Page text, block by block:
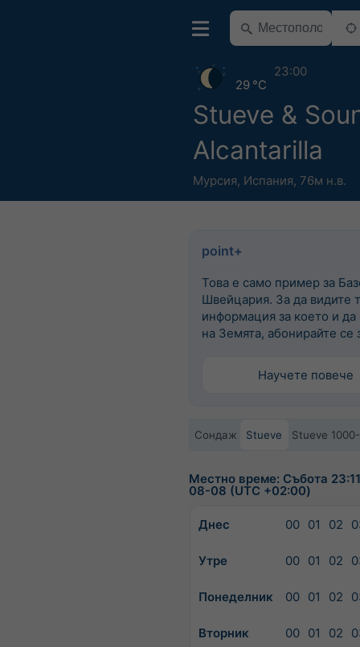
Stueve &
Alcantarilla
Мурсия, Испания, 76м н.в.
29 °C
23:00
point+
Това е само пример за
Швейцария. За да видите
информация за което и да
на Земята, абонирайте се
Научете повече
Сондаж Stueve Stueve
Местно време: Събота
08-08 (UTC +02:00)
Днес 00 01 02
Утре 00 01 02
Понеделник 00 01 02
Вторник 00 01 02